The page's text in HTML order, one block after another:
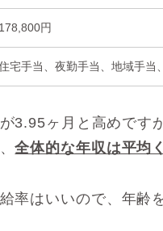
178,800円
宅手当、夜勤手当、地域手当
3.95ヶ月と高めです
全体的な年収は平均
率はいいので、年齢